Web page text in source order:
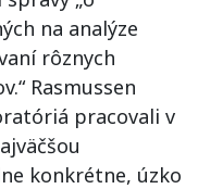
na analýze
rôznych
Rasmussen
pracovali v
konkrétne, úzko